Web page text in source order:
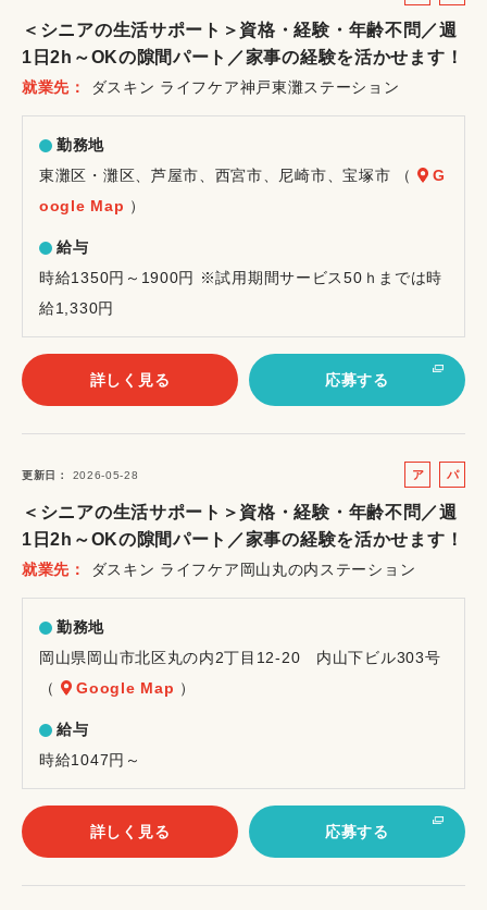
バ
イ
ト
＜シニアの生活サポート＞資格・経験・年齢不問／週
1日2h～OKの隙間パート／家事の経験を活かせます！
就業先 ダスキン ライフケア神戸東灘ステーション
勤務地
東灘区・灘区、芦屋市、西宮市、尼崎市、宝塚市 （
G
oogle Map ）
給与
時給1350円～1900円 ※試用期間サービス50ｈまでは時
給1,330円
詳しく見る 応募する
更新日 2026-05-28
ア
バ
イ
ト
パ
ト
＜シニアの生活サポート＞資格・経験・年齢不問／週
1日2h～OKの隙間パート／家事の経験を活かせます！
就業先 ダスキン ライフケア岡山丸の内ステーション
勤務地
岡山県岡山市北区丸の内2丁目12-20 内山下ビル303号
（
Google Map ）
給与
時給1047円～
詳しく見る 応募する